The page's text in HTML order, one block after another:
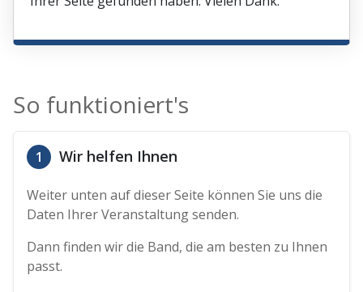
So funktioniert's
1 Wir helfen Ihnen
Weiter unten auf dieser Seite können Sie uns die
Daten Ihrer Veranstaltung senden.
Dann finden wir die Band, die am besten zu Ihnen
passt.